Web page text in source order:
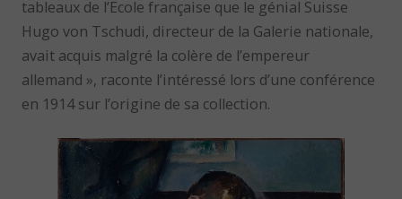
tableaux de l’Ecole française que le génial Suisse
Hugo von Tschudi, directeur de la Galerie nationale,
avait acquis malgré la colère de l’empereur
allemand », raconte l’intéressé lors d’une conférence
en 1914 sur l’origine de sa collection.